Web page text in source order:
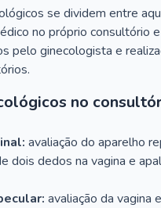
se dividem entre
no próprio consultório
pelo ginecologista e
no
avaliação do aparelho
dois dedos na vagina e
avaliação da vagina